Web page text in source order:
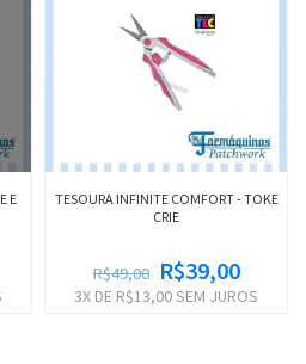
E
TESOURA INFINITE COMFORT - TOKE
CRIE
R$49,00 R$39,00
3X DE R$13,00SEM JUROS